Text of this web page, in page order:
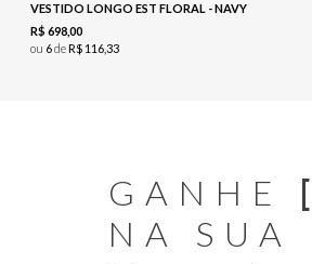
VESTIDO LONGO EST FLORAL - NAVY
R$ 698,00
ou 6deR$ 116,33
GANHE
NA SUA